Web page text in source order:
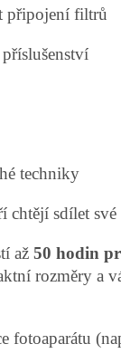
připojení filtrů
techniky
chtějí sdílet
až 50 hodin
rozměry a
fotoaparátu